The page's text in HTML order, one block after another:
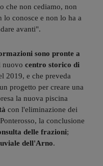
che non cediamo, non
conosce e non lo ha a
avanti".
sono pronte a
nuovo centro storico di
2019, e che preveda
progetto per creare una
la nuova piscina
con l'eliminazione dei
la conclusione
delle frazioni;
dell'Arno.